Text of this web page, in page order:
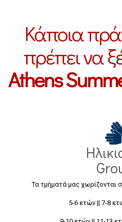
Κάποια
πρέπει να
Athens
Τα τμήματά μας χωρίζονται
5-6 ετών || 7-8